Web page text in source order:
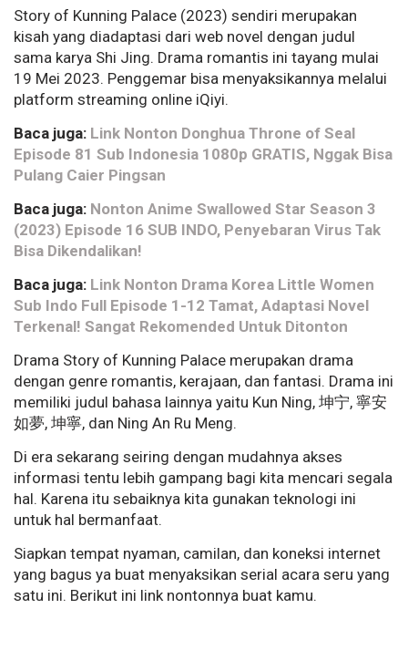
Story of Kunning Palace (2023) sendiri merupakan
kisah yang diadaptasi dari web novel dengan judul
sama karya Shi Jing. Drama romantis ini tayang mulai
19 Mei 2023. Penggemar bisa menyaksikannya melalui
platform streaming online iQiyi.
Baca juga: Link Nonton Donghua Throne of Seal
Episode 81 Sub Indonesia 1080p GRATIS, Nggak Bisa
Pulang Caier Pingsan
Baca juga: Nonton Anime Swallowed Star Season 3
(2023) Episode 16 SUB INDO, Penyebaran Virus Tak
Bisa Dikendalikan!
Baca juga: Link Nonton Drama Korea Little Women
Sub Indo Full Episode 1-12 Tamat, Adaptasi Novel
Terkenal! Sangat Rekomended Untuk Ditonton
Drama Story of Kunning Palace merupakan drama
dengan genre romantis, kerajaan, dan fantasi. Drama ini
memiliki judul bahasa lainnya yaitu Kun Ning, 坤宁, 寧安
如夢, 坤寧, dan Ning An Ru Meng.
Di era sekarang seiring dengan mudahnya akses
informasi tentu lebih gampang bagi kita mencari segala
hal. Karena itu sebaiknya kita gunakan teknologi ini
untuk hal bermanfaat.
Siapkan tempat nyaman, camilan, dan koneksi internet
yang bagus ya buat menyaksikan serial acara seru yang
satu ini. Berikut ini link nontonnya buat kamu.